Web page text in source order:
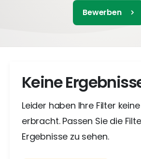
Bewerben
Keine
Leider haben Ihre Filter
erbracht. Passen Sie die
Ergebnisse zu sehen.